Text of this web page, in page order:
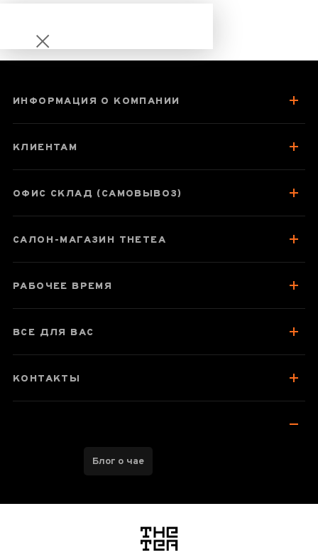
Шу Пуэр И Пин
Посуда для заваривания
Хранение и упаковка
Отзывы чаеманов
ИНФОРМАЦИЯ О КОМПАНИИ
КЛИЕНТАМ
ОФИС СКЛАД (САМОВЫВОЗ)
САЛОН-МАГАЗИН THETEA
РАБОЧЕЕ ВРЕМЯ
ВСЕ ДЛЯ ВАС
КОНТАКТЫ
Блог о чае
логотип